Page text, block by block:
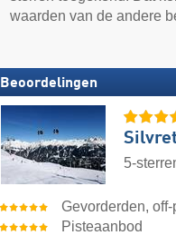
waarden van de andere
Beoordelingen
5-
Gevorderden,
Pisteaanbod